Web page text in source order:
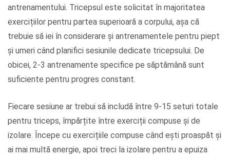
antrenamentului. Tricepsul este solicitat în majoritatea
exercițiilor pentru partea superioară a corpului, așa că
trebuie să iei în considerare și antrenamentele pentru piept
și umeri când planifici sesiunile dedicate tricepsului. De
obicei, 2-3 antrenamente specifice pe săptămână sunt
suficiente pentru progres constant.
Fiecare sesiune ar trebui să includă între 9-15 seturi totale
pentru triceps, împărțite între exerciții compuse și de
izolare. Începe cu exercițiile compuse când ești proaspăt și
ai mai multă energie, apoi treci la izolare pentru a epuiza